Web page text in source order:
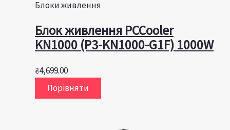
Блоки живлення
Блок живлення PCCooler
KN1000 (P3-KN1000-G1F) 1000W
₴4,699.00
Порівняти